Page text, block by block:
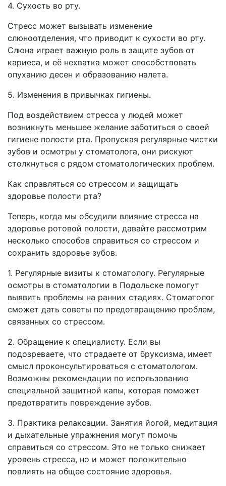
4. Сухость во рту.
Стресс может вызывать изменение
слюноотделения, что приводит к сухости во рту.
Слюна играет важную роль в защите зубов от
кариеса, и её нехватка может способствовать
опуханию десен и образованию налета.
5. Изменения в привычках гигиены.
Под воздействием стресса у людей может
возникнуть меньшее желание заботиться о своей
гигиене полости рта. Пропуская регулярные чистки
зубов и осмотры у стоматолога, они рискуют
столкнуться с рядом стоматологических проблем.
Как справляться со стрессом и защищать
здоровье полости рта?
Теперь, когда мы обсудили влияние стресса на
здоровье ротовой полости, давайте рассмотрим
несколько способов справиться со стрессом и
сохранить здоровье зубов.
1. Регулярные визиты к стоматологу. Регулярные
осмотры в стоматологии в Подольске помогут
выявить проблемы на ранних стадиях. Стоматолог
сможет дать советы по предотвращению проблем,
связанных со стрессом.
2. Обращение к специалисту. Если вы
подозреваете, что страдаете от бруксизма, имеет
смысл проконсультироваться с стоматологом.
Возможны рекомендации по использованию
специальной защитной капы, которая поможет
предотвратить повреждение зубов.
3. Практика релаксации. Занятия йогой, медитация
и дыхательные упражнения могут помочь
справиться со стрессом. Это не только снижает
уровень стресса, но и может положительно
повлиять на общее состояние здоровья.